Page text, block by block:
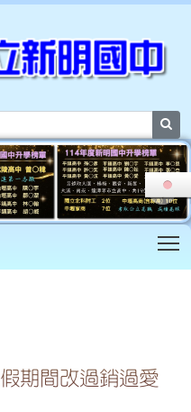
期間改過銷過愛